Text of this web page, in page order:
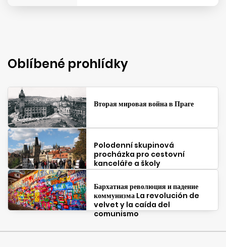
Oblíbené prohlídky
Вторая мировая война в Праге
Polodenní skupinová
procházka pro cestovní
kanceláře a školy
Бархатная революция и падение
коммунизма La revolución de
velvet y la caída del
comunismo